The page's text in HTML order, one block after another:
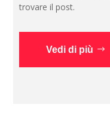
trovare il post.
Vedi di più